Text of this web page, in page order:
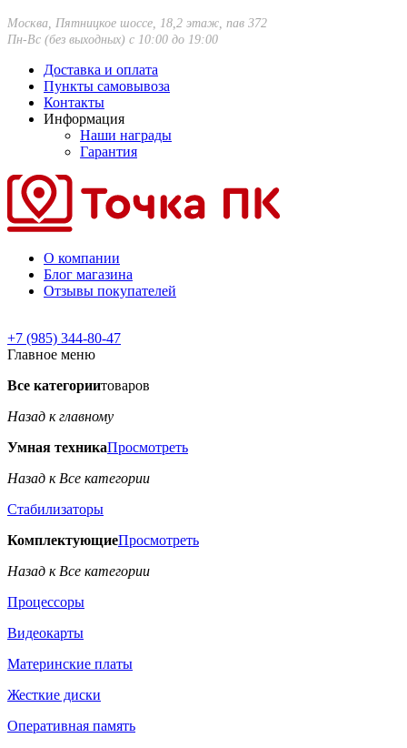
Москва, Пятницкое шоссе, 18,2 этаж, пав 372
Пн-Вс (без выходных) с 10:00 до 19:00
Доставка и оплата
Пункты самовывоза
Контакты
Информация
Наши награды
Гарантия
О компании
Блог магазина
Отзывы покупателей
+7 (985) 344-80-47
Главное меню
Все категориитоваров
Назад к главному
Умная техникаПросмотреть
Назад к Все категории
Стабилизаторы
КомплектующиеПросмотреть
Назад к Все категории
Процессоры
Видеокарты
Материнские платы
Жесткие диски
Оперативная память